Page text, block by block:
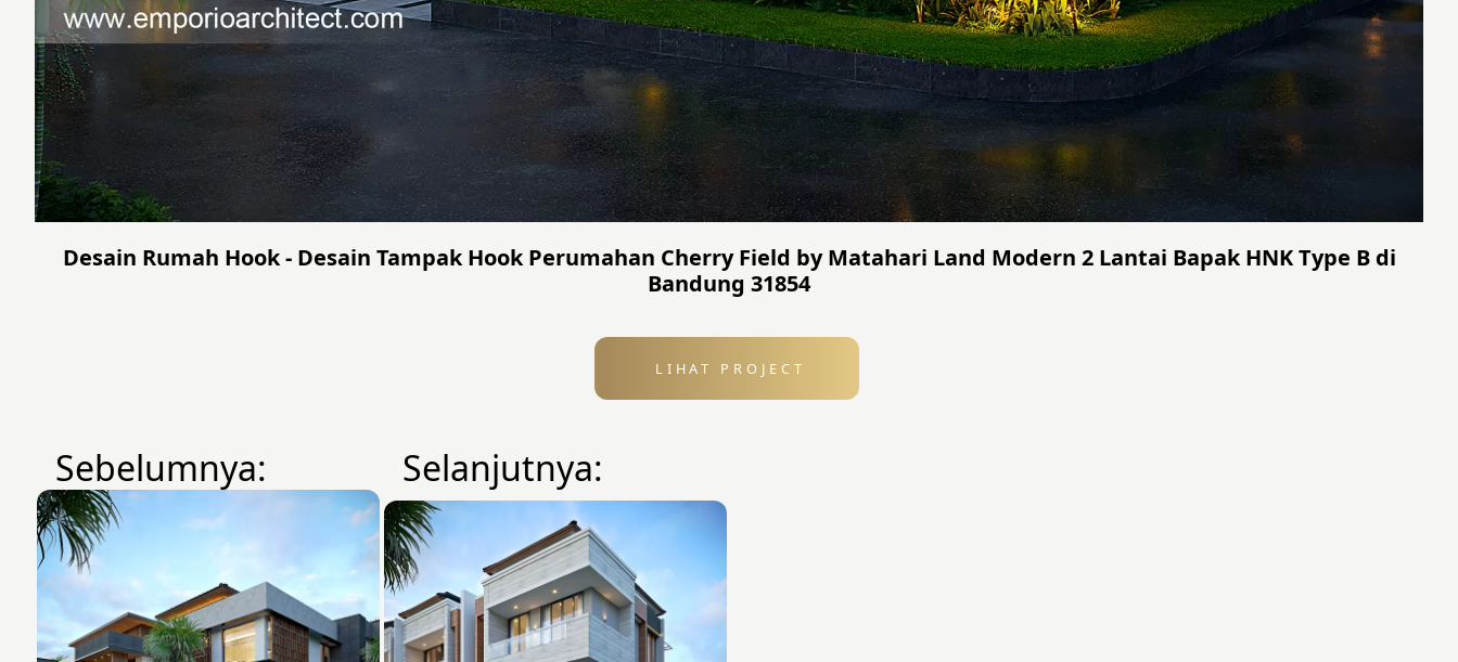
Desain Rumah Hook - Desain Tampak Hook Perumahan Cherry Field by Matahari Land Modern 2 Lantai Bapak HNK Type B di
Bandung 31854
LIHAT PROJECT
Sebelumnya: Selanjutnya: